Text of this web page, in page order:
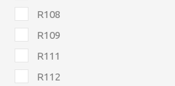
R108
R109
R111
R112